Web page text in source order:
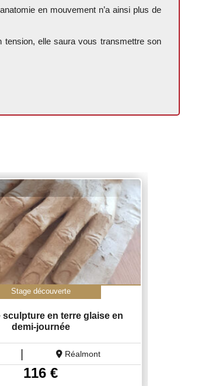
en mouvement n’a ainsi plus de
tension, elle saura vous transmettre son
Stage découverte
sculpture en terre glaise en
demi-journée
Réalmont
116€